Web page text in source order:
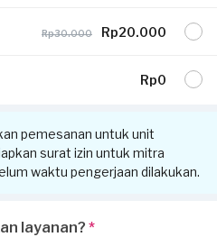
Rp30.000 Rp20.000
Rp0
pemesanan untuk unit
surat izin untuk mitra
waktu pengerjaan dilakukan.
layanan? *